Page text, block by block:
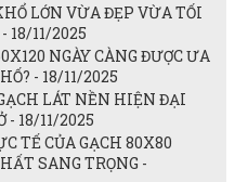
LỚN VỪA ĐẸP VỪA TỐI
18/11/2025
NGÀY CÀNG ĐƯỢC ƯA
- 18/11/2025
LÁT NỀN HIỆN ĐẠI
- 18/11/2025
TẾ CỦA GẠCH 80X80
SANG TRỌNG -